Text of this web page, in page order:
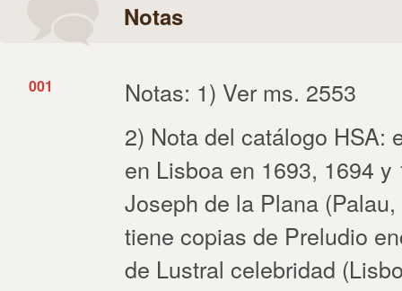
Notas
001
Notas: 1) Ver ms. 2553
2) Nota del catálogo HSA:
en Lisboa en 1693, 1694
Joseph de la Plana
tiene copias de Preludio
de Lustral celebridad